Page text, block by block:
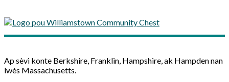
Ap sèvi konte Berkshire, Franklin, Hampshire, ak Hampden nan
lwès Massachusetts.